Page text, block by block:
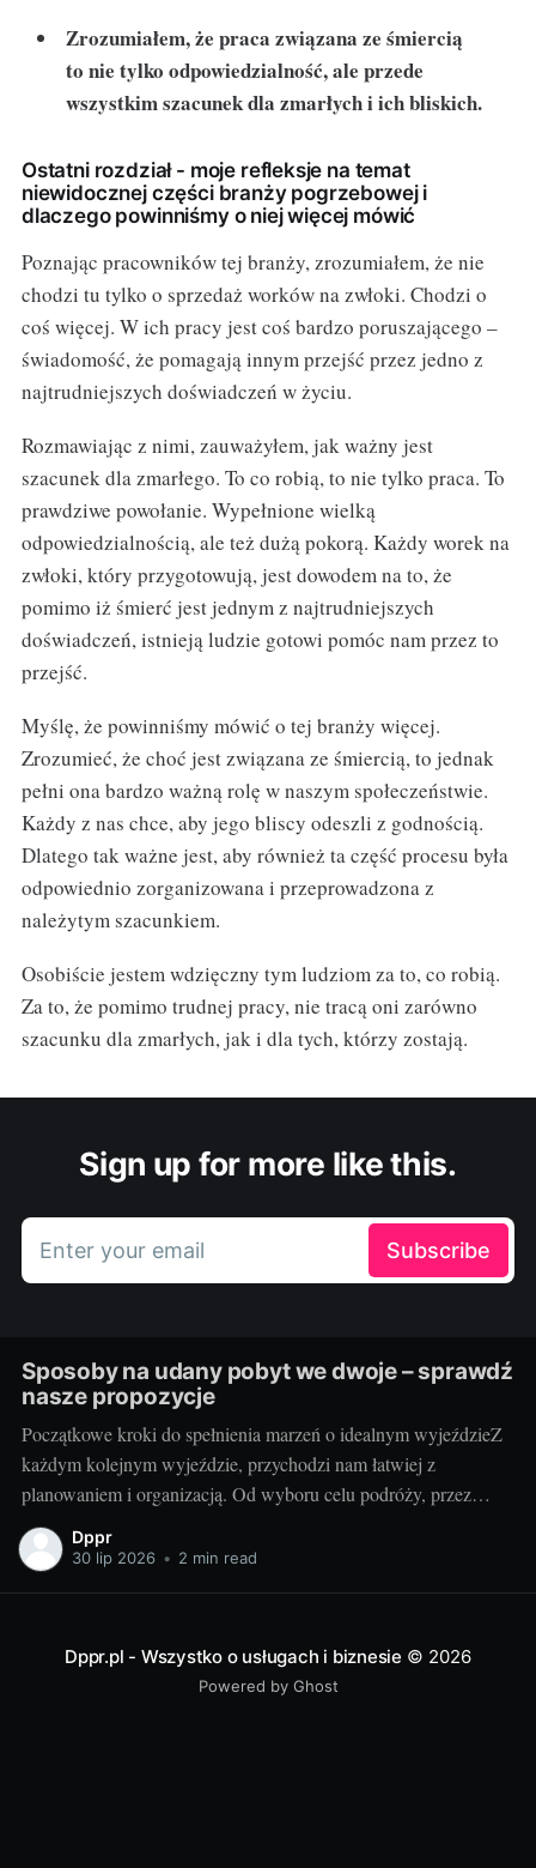
Zrozumiałem, że praca związana ze śmiercią
to nie tylko odpowiedzialność, ale przede
wszystkim szacunek dla zmarłych i ich bliskich.
Ostatni rozdział - moje refleksje na temat
niewidocznej części branży pogrzebowej i
dlaczego powinniśmy o niej więcej mówić
Poznając pracowników tej branży, zrozumiałem, że nie
chodzi tu tylko o sprzedaż worków na zwłoki. Chodzi o
coś więcej. W ich pracy jest coś bardzo poruszającego –
świadomość, że pomagają innym przejść przez jedno z
najtrudniejszych doświadczeń w życiu.
Rozmawiając z nimi, zauważyłem, jak ważny jest
szacunek dla zmarłego. To co robią, to nie tylko praca. To
prawdziwe powołanie. Wypełnione wielką
odpowiedzialnością, ale też dużą pokorą. Każdy worek na
zwłoki, który przygotowują, jest dowodem na to, że
pomimo iż śmierć jest jednym z najtrudniejszych
doświadczeń, istnieją ludzie gotowi pomóc nam przez to
przejść.
Myślę, że powinniśmy mówić o tej branży więcej.
Zrozumieć, że choć jest związana ze śmiercią, to jednak
pełni ona bardzo ważną rolę w naszym społeczeństwie.
Każdy z nas chce, aby jego bliscy odeszli z godnością.
Dlatego tak ważne jest, aby również ta część procesu była
odpowiednio zorganizowana i przeprowadzona z
należytym szacunkiem.
Osobiście jestem wdzięczny tym ludziom za to, co robią.
Za to, że pomimo trudnej pracy, nie tracą oni zarówno
szacunku dla zmarłych, jak i dla tych, którzy zostają.
Sign up for more like this.
Enter your email Subscribe
Sposoby na udany pobyt we dwoje – sprawdź
nasze propozycje
Początkowe kroki do spełnienia marzeń o idealnym wyjeździeZ
każdym kolejnym wyjeździe, przychodzi nam łatwiej z
planowaniem i organizacją. Od wyboru celu podróży, przez
znalezienie odpowiedniego transportu, po rezerwację noclegu.
Ale czy kiedykolwiek zastanawialiście się, jak zaplanować
Dppr
30 lip 2026 • 2 min read
Dppr.pl - Wszystko o usługach i biznesie © 2026
Powered by Ghost